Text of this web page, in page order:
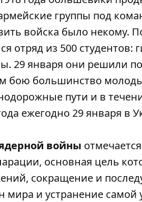
группы под
войска было некому.
отряд из 500 студентов:
29 января они решили
бою большинство
пути и в
ежегодно 29 января в
войны
основная цель
сокращение и
мира и устранение